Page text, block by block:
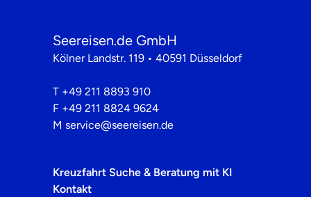
Seereisen.de GmbH
Kölner Landstr. 119 • 40591 Düsseldorf
T +49 211 8893 910
F +49 211 8824 9624
M service@seereisen.de
Kreuzfahrt Suche & Beratung mit KI
Kontakt